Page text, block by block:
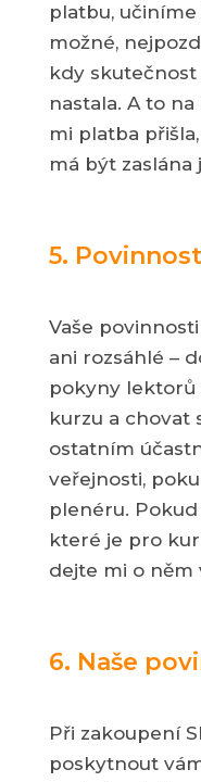
platbu,
možné,
kdy
nastala. A to
mi platba
má být zaslána
5.
Vaše
ani rozsáhlé –
pokyny lektorů
kurzu a chovat
ostatním
veřejnosti,
plenéru.
které je pro
dejte mi o něm
6. Naše
Při zakoupení
poskytnout